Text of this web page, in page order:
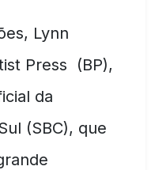
Lynn
Press (BP),
da
(SBC), que